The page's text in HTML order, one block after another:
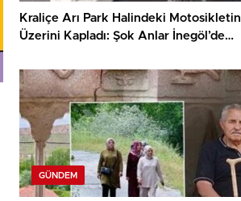
Kraliçe Arı Park Halindeki Motosikletin
Üzerini Kapladı: Şok Anlar İnegöl’de
GÜNDEM